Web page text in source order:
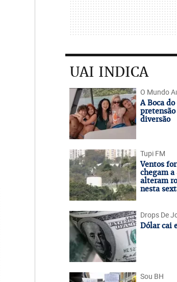
UAI INDICA
O Mundo
A Boca
diversão
Tupi FM
Ventos
chegam
alteram
nesta
Drops De
Dólar cai
Sou BH